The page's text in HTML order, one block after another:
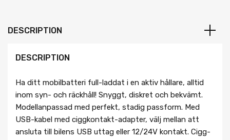
DESCRIPTION
DESCRIPTION
Ha ditt mobilbatteri full-laddat i en aktiv hållare, alltid
inom syn- och räckhåll! Snyggt, diskret och bekvämt.
Modellanpassad med perfekt, stadig passform. Med
USB-kabel med ciggkontakt-adapter, välj mellan att
ansluta till bilens USB uttag eller 12/24V kontakt. Cigg-